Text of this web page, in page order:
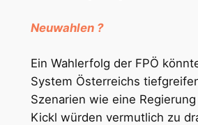
Neuwahlen ?
Ein Wahlerfolg der FPÖ
System Österreichs
Szenarien wie eine
Kickl würden vermutlich zu